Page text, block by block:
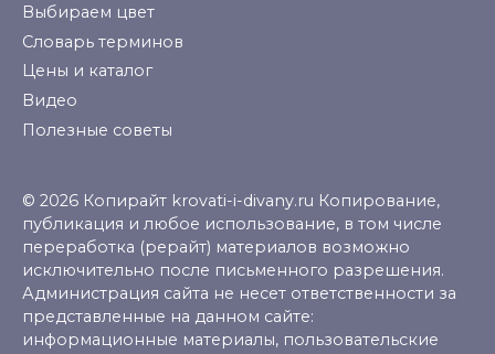
Выбираем цвет
Словарь терминов
Цены и каталог
Видео
Полезные советы
© 2026 Копирайт krovati-i-divany.ru Копирование,
публикация и любое использование, в том числе
переработка (рерайт) материалов возможно
исключительно после письменного разрешения.
Администрация сайта не несет ответственности за
представленные на данном сайте:
информационные материалы, пользовательские